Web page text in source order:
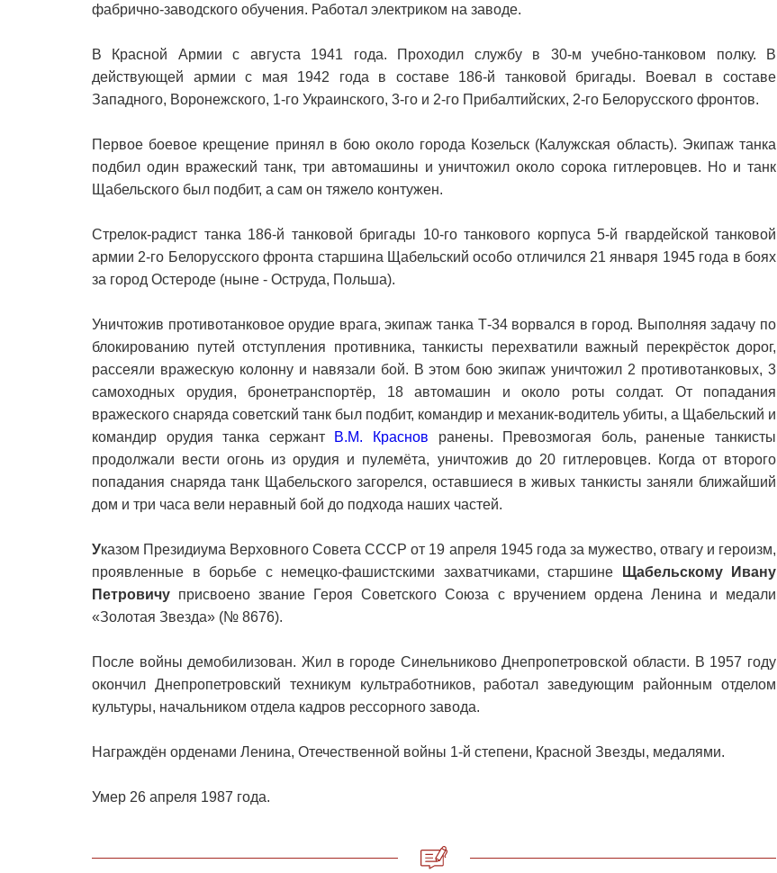
фабрично-заводского обучения. Работал электриком на заводе.
В Красной Армии с августа 1941 года. Проходил службу в 30-м учебно-танковом полку. В
действующей армии с мая 1942 года в составе 186-й танковой бригады. Воевал в составе
Западного, Воронежского, 1-го Украинского, 3-го и 2-го Прибалтийских, 2-го Белорусского фронтов.
Первое боевое крещение принял в бою около города Козельск (Калужская область). Экипаж танка
подбил один вражеский танк, три автомашины и уничтожил около сорока гитлеровцев. Но и танк
Щабельского был подбит, а сам он тяжело контужен.
Стрелок-радист танка 186-й танковой бригады 10-го танкового корпуса 5-й гвардейской танковой
армии 2-го Белорусского фронта старшина Щабельский особо отличился 21 января 1945 года в боях
за город Остероде (ныне - Оструда, Польша).
Уничтожив противотанковое орудие врага, экипаж танка Т-34 ворвался в город. Выполняя задачу по
блокированию путей отступления противника, танкисты перехватили важный перекрёсток дорог,
рассеяли вражескую колонну и навязали бой. В этом бою экипаж уничтожил 2 противотанковых, 3
самоходных орудия, бронетранспортёр, 18 автомашин и около роты солдат. От попадания
вражеского снаряда советский танк был подбит, командир и механик-водитель убиты, а Щабельский и
командир орудия танка сержант В.М. Краснов ранены. Превозмогая боль, раненые танкисты
продолжали вести огонь из орудия и пулемёта, уничтожив до 20 гитлеровцев. Когда от второго
попадания снаряда танк Щабельского загорелся, оставшиеся в живых танкисты заняли ближайший
дом и три часа вели неравный бой до подхода наших частей.
Указом Президиума Верховного Совета СССР от 19 апреля 1945 года за мужество, отвагу и героизм,
проявленные в борьбе с немецко-фашистскими захватчиками, старшине
Щабельскому Ивану
Петровичу присвоено звание Героя Советского Союза с вручением ордена Ленина и медали
«Золотая Звезда» (№ 8676).
После войны демобилизован. Жил в городе Синельниково Днепропетровской области. В 1957 году
окончил Днепропетровский техникум культработников, работал заведующим районным отделом
культуры, начальником отдела кадров рессорного завода.
Награждён орденами Ленина, Отечественной войны 1-й степени, Красной Звезды, медалями.
Умер 26 апреля 1987 года.